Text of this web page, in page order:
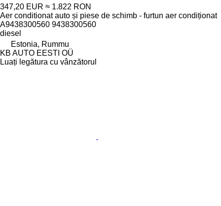
347,20 EUR ≈ 1.822 RON
Aer conditionat auto și piese de schimb - furtun aer condiționat
A9438300560 9438300560
diesel
Estonia, Rummu
KB AUTO EESTI OÜ
Luați legătura cu vânzătorul